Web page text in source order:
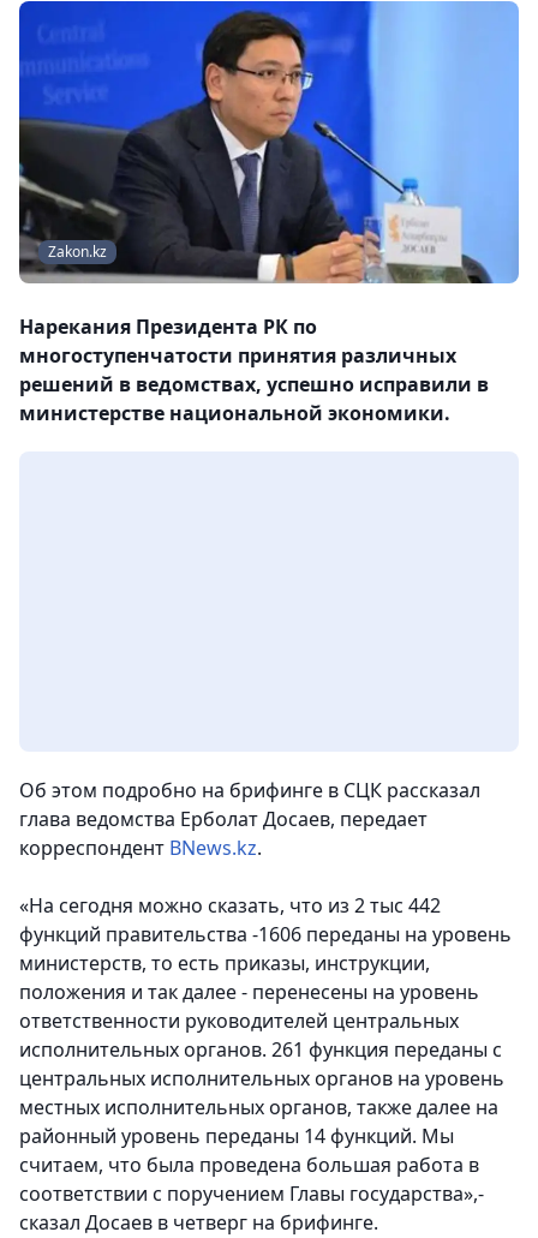
Zakon.kz
Нарекания Президента РК по
многоступенчатости принятия различных
решений в ведомствах, успешно исправили в
министерстве национальной экономики.
Об этом подробно на брифинге в СЦК рассказал
глава ведомства Ерболат Досаев, передает
корреспондент BNews.kz.
«На сегодня можно сказать, что из 2 тыс 442
функций правительства -1606 переданы на уровень
министерств, то есть приказы, инструкции,
положения и так далее - перенесены на уровень
ответственности руководителей центральных
исполнительных органов. 261 функция переданы с
центральных исполнительных органов на уровень
местных исполнительных органов, также далее на
районный уровень переданы 14 функций. Мы
считаем, что была проведена большая работа в
соответствии с поручением Главы государства»,-
сказал Досаев в четверг на брифинге.